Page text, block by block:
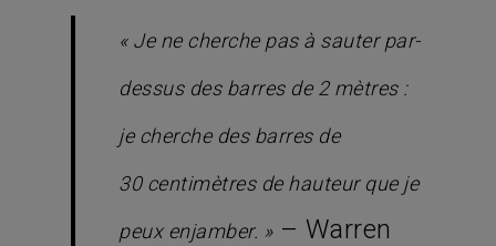
« Je ne cherche pas à sauter par-
dessus des barres de 2 mètres :
je cherche des barres de
30 centimètres de hauteur que je
peux enjamber. »– Warren